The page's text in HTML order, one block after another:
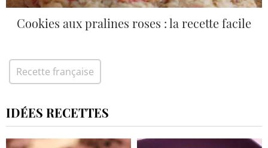
Cookies aux pralines roses : la recette facile
Recette française
IDÉES RECETTES